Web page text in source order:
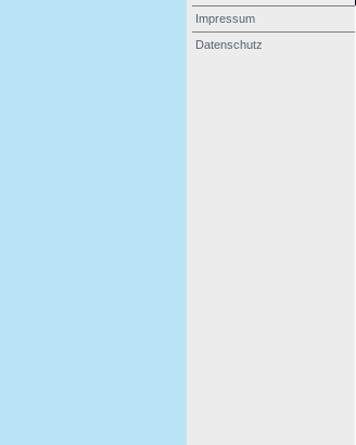
Impressum
Datenschutz